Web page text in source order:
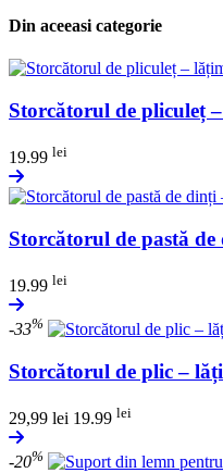
Din aceeasi categorie
Storcătorul de pliculeț
19.99 lei
Storcătorul de pastă
19.99 lei
-33%
Storcătorul de plic –
29,99 lei 19.99 lei
-20%